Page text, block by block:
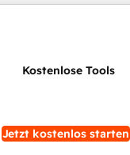
Jetzt kostenlos starten